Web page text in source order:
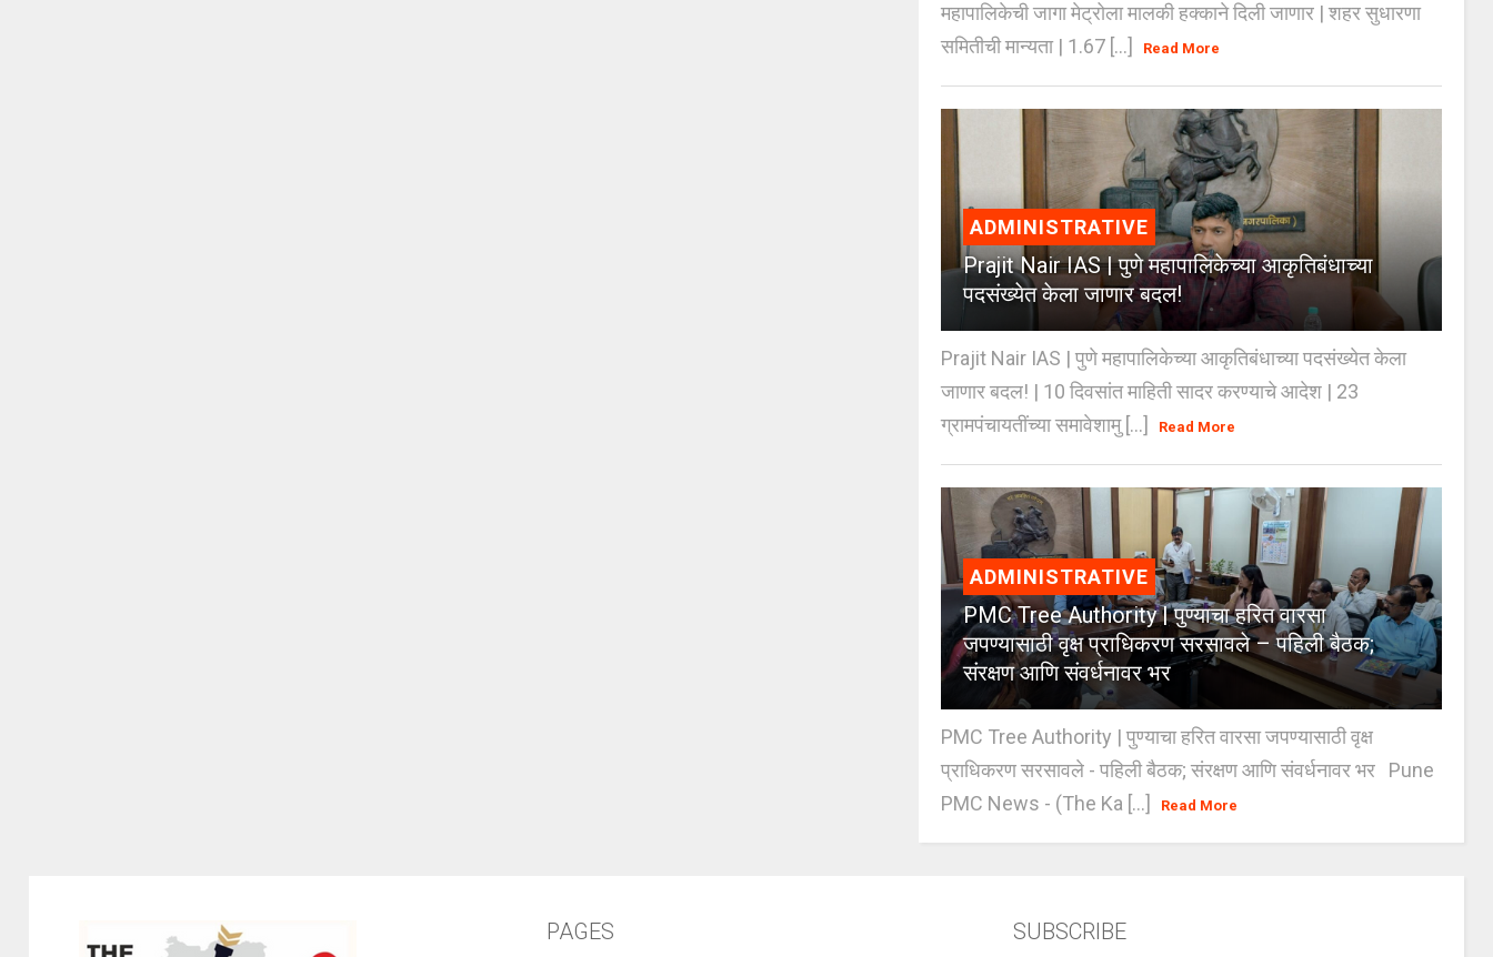
महापालिकेची जागा मेट्रोला मालकी हक्काने दिली जाणार | शहर सुधारणा
समितीची मान्यता | 1.67 [...]
Read More
ADMINISTRATIVE
Prajit Nair IAS | पुणे महापालिकेच्या आकृतिबंधाच्या
पदसंख्येत केला जाणार बदल!
Prajit Nair IAS | पुणे महापालिकेच्या आकृतिबंधाच्या पदसंख्येत केला
जाणार बदल! | 10 दिवसांत माहिती सादर करण्याचे आदेश | 23
ग्रामपंचायतींच्या समावेशामु [...]
Read More
ADMINISTRATIVE
PMC Tree Authority | पुण्याचा हरित वारसा
जपण्यासाठी वृक्ष प्राधिकरण सरसावले – पहिली बैठक;
संरक्षण आणि संवर्धनावर भर
PMC Tree Authority | पुण्याचा हरित वारसा जपण्यासाठी वृक्ष
प्राधिकरण सरसावले - पहिली बैठक; संरक्षण आणि संवर्धनावर भर Pune
PMC News - (The Ka [...]
Read More
PAGES SUBSCRIBE